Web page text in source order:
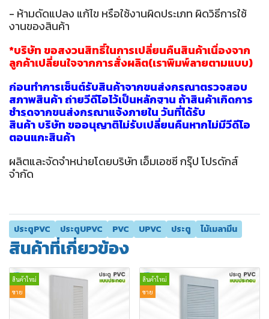
- ห้ามดัดแปลง แก้ไข หรือใช้งานผิดประเภท ผิดวิธีการใช้
งานของสินค้า
*บริษัท ขอสงวนสิทธิ์ในการเปลี่ยนคืนสินค้าเนื่องจาก
ลูกค้าเปลี่ยนใจจากการสั่งผลิต(เราพิมพ์ลายตามแบบ)
ก่อนทำการเซ็นต์รับสินค้าจากขนส่งกรุณาตรวจสอบ
สภาพสินค้า ถ่ายวีดีโอไว้เป็นหลักฐาน ถ้าสินค้าเกิดการ
ชำรุดจากขนส่งกรุณาแจ้งภายใน วันที่ได้รับ
สินค้า บริษัท ขออนุญาติไม่รับเปลี่ยนคืนหากไม่มีวีดีโอ
ตอนแกะสินค้า
ผลิตและจัดจำหน่ายโดยบริษัท เอ็มเอชซี กรุ๊ป โปรดักส์
จำกัด
ประตูPVC ประตูUPVC PVC UPVC ประตู ไม้เมลามีน
สินค้าที่เกี่ยวข้อง
สินค้าใหม่
ขาย
สินค้าใหม่
ขาย